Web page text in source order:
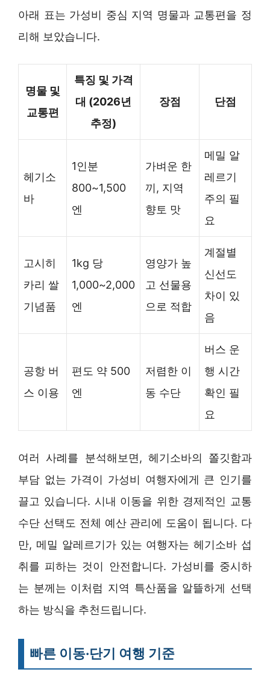
아래 표는 가성비 중심 지역 명물과 교통편을 정
리해 보았습니다.
명물 및
교통편
특징 및 가격
대 (2026년
추정)
장점 단점
헤기소
바
1인분
800~1,500
엔
가벼운 한
끼, 지역
향토 맛
메밀 알
레르기
주의 필
요
고시히
카리 쌀
기념품
1kg 당
1,000~2,000
엔
영양가 높
고 선물용
으로 적합
계절별
신선도
차이 있
음
공항 버
스 이용
편도 약 500
엔
저렴한 이
동 수단
버스 운
행 시간
확인 필
요
여러 사례를 분석해보면, 헤기소바의 쫄깃함과
부담 없는 가격이 가성비 여행자에게 큰 인기를
끌고 있습니다. 시내 이동을 위한 경제적인 교통
수단 선택도 전체 예산 관리에 도움이 됩니다. 다
만, 메밀 알레르기가 있는 여행자는 헤기소바 섭
취를 피하는 것이 안전합니다. 가성비를 중시하
는 분께는 이처럼 지역 특산품을 알뜰하게 선택
하는 방식을 추천드립니다.
빠른 이동·단기 여행 기준